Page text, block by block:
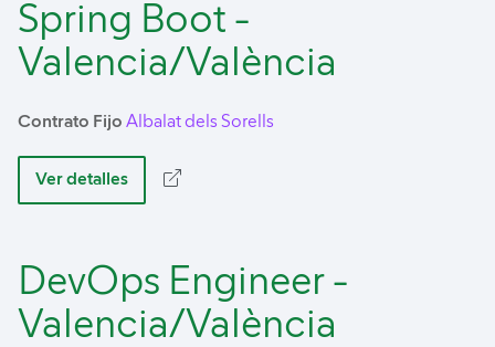
Spring Boot -
Valencia/València
Contrato Fijo Albalat dels Sorells
Ver detalles
DevOps Engineer -
Valencia/València